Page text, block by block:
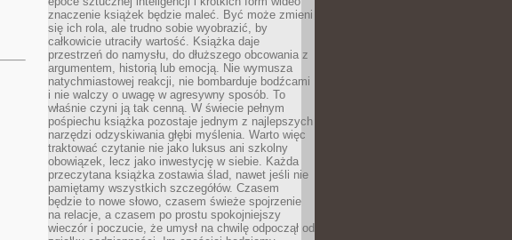
znaczenie książek będzie maleć. Być może zmieni
się ich rola, ale trudno sobie wyobrazić, by
całkowicie utraciły wartość. Książka daje
przestrzeń do namysłu, do dłuższego obcowania z
argumentem, historią lub emocją. Nie wymusza
natychmiastowej reakcji, nie bombarduje bodźcami
i nie walczy o uwagę w agresywny sposób. To
właśnie czyni ją tak cenną. W świecie pełnym
pośpiechu książka pozostaje jednym z najlepszych
narzędzi odzyskiwania głębi myślenia. Warto więc
traktować czytanie nie jako luksus ani szkolny
obowiązek, lecz jako inwestycję w siebie. Każda
przeczytana książka zostawia ślad, nawet jeśli nie
pamiętamy wszystkich szczegółów. Czasem
będzie to nowe słowo, czasem świeże spojrzenie
na relacje, a czasem po prostu spokojniejszy
wieczór i poczucie, że umysł na chwilę odpoczął od